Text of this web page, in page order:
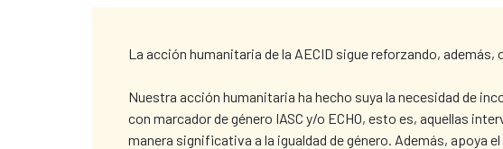
La acción humanitaria de la AECID sigue reforzando,
Nuestra acción humanitaria ha hecho suya la necesidad de
con marcador de género IASC y/o ECHO, esto es, aquellas
manera significativa a la igualdad de género. Además, apoya